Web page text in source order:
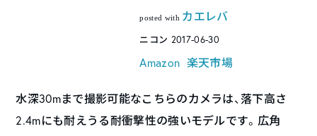
posted with カエレバ
ニコン 2017-06-30
Amazon 楽天市場
水深30mまで撮影可能なこちらのカメラは、落下高さ
2.4mにも耐えうる耐衝撃性の強いモデルです。広角